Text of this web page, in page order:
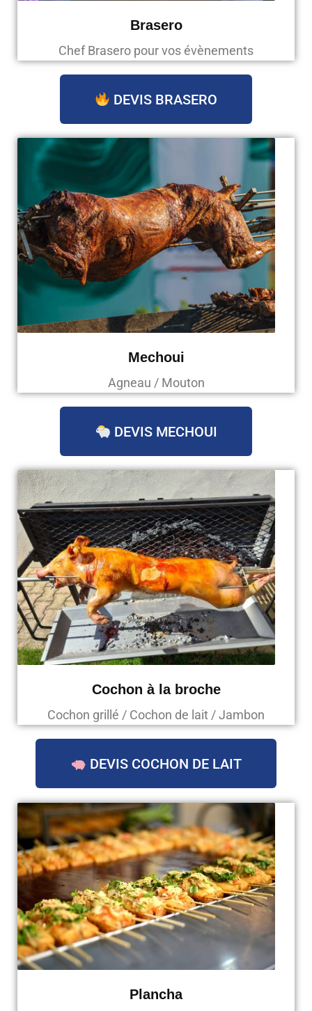
Brasero
Chef Brasero pour vos évènements
DEVIS BRASERO
Mechoui
Agneau / Mouton
DEVIS MECHOUI
Cochon à la broche
Cochon grillé / Cochon de lait / Jambon
DEVIS COCHON DE LAIT
Plancha